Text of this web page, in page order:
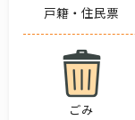
戸籍・住民票
ごみ